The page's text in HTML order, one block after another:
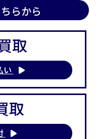
らから
取
い
取